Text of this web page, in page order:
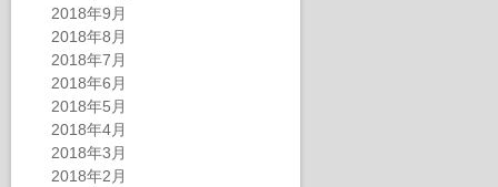
2018年9月
2018年8月
2018年7月
2018年6月
2018年5月
2018年4月
2018年3月
2018年2月